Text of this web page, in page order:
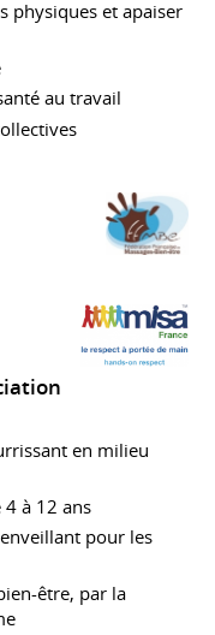
physiques et apaiser
au travail
en milieu
4 à 12 ans
pour les
être, par la